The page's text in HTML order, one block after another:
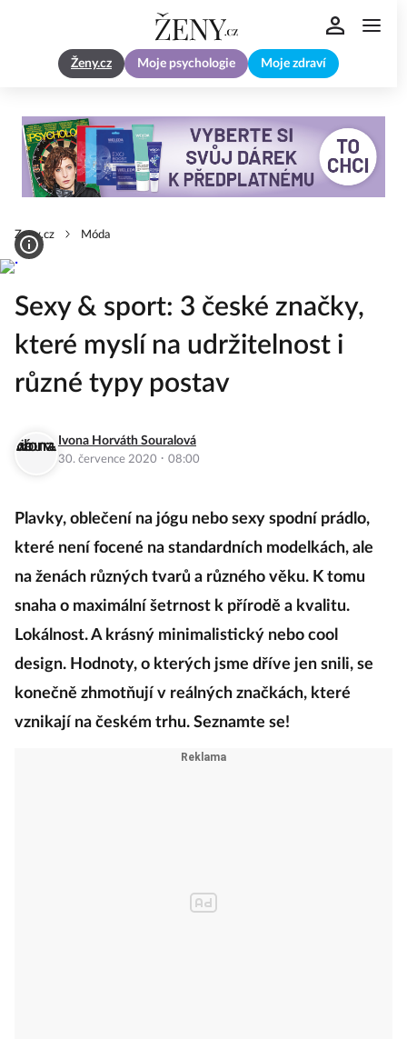
Ženy.cz Moje psychologie Moje zdraví
Zeny.cz Móda
Sexy & sport: 3 české značky,
které myslí na udržitelnost i
různé typy postav
Ivona Horváth Souralová
30. července 2020 · 08:00
Plavky, oblečení na jógu nebo sexy spodní prádlo,
které není focené na standardních modelkách, ale
na ženách různých tvarů a různého věku. K tomu
snaha o maximální šetrnost k přírodě a kvalitu.
Lokálnost. A krásný minimalistický nebo cool
design. Hodnoty, o kterých jsme dříve jen snili, se
konečně zhmotňují v reálných značkách, které
vznikají na českém trhu. Seznamte se!